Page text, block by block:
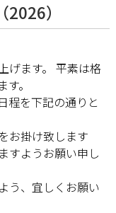
）
げます。 平素は格
。
程を下記の通りと
お掛け致します
すようお願い申し
う、宜しくお願い